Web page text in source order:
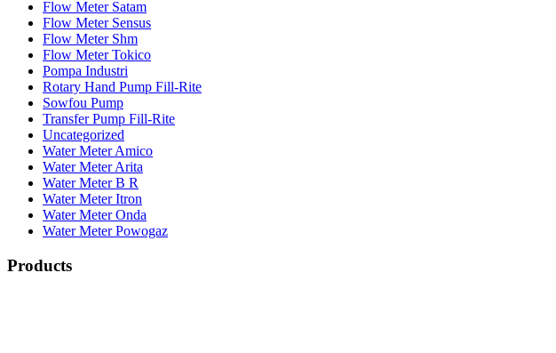
Flow Meter Satam
Flow Meter Sensus
Flow Meter Shm
Flow Meter Tokico
Pompa Industri
Rotary Hand Pump Fill-Rite
Sowfou Pump
Transfer Pump Fill-Rite
Uncategorized
Water Meter Amico
Water Meter Arita
Water Meter B R
Water Meter Itron
Water Meter Onda
Water Meter Powogaz
Products